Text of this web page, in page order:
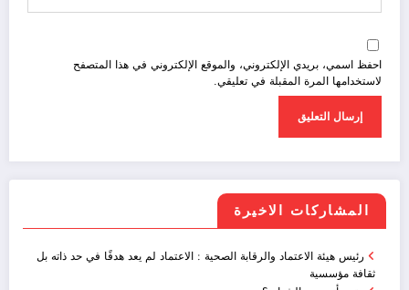
احفظ اسمي، بريدي الإلكتروني، والموقع الإلكتروني في هذا المتصفح
لاستخدامها المرة المقبلة في تعليقي.
المشاركات الاخيرة
رئيس هيئة الاعتماد والرقابة الصحية : الاعتماد لم يعد هدفًا في حد ذاته بل
ثقافة مؤسسية